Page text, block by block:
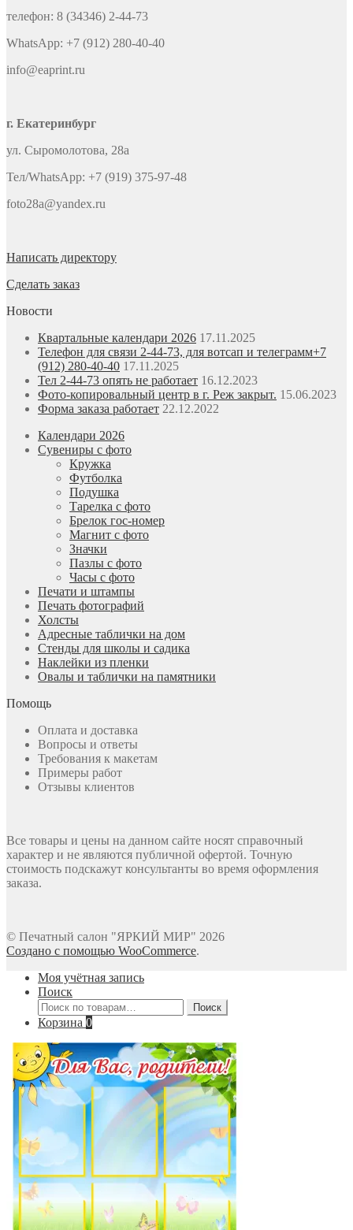
телефон: 8 (34346) 2-44-73
WhatsApp: +7 (912) 280-40-40
info@eaprint.ru
г. Екатеринбург
ул. Сыромолотова, 28а
Тел/WhatsApp: +7 (919) 375-97-48
foto28a@yandex.ru
Написать директору
Сделать заказ
Новости
Квартальные календари 2026 17.11.2025
Телефон для связи 2-44-73, для вотсап и телеграмм+7
(912) 280-40-40 17.11.2025
Тел 2-44-73 опять не работает 16.12.2023
Фото-копировальный центр в г. Реж закрыт. 15.06.2023
Форма заказа работает 22.12.2022
Календари 2026
Сувениры с фото
Кружка
Футболка
Подушка
Тарелка с фото
Брелок гос-номер
Магнит с фото
Значки
Пазлы с фото
Часы с фото
Печати и штампы
Печать фотографий
Холсты
Адресные таблички на дом
Стенды для школы и садика
Наклейки из пленки
Овалы и таблички на памятники
Помощь
Оплата и доставка
Вопросы и ответы
Требования к макетам
Примеры работ
Отзывы клиентов
Все товары и цены на данном сайте носят справочный
характер и не являются публичной офертой. Точную
стоимость подскажут консультанты во время оформления
заказа.
© Печатный салон "ЯРКИЙ МИР" 2026
Создано с помощью WooCommerce.
Моя учётная запись
Поиск
Искать:
Поиск
Корзина 0